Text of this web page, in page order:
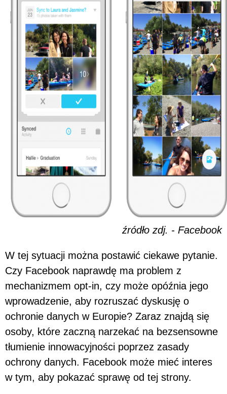
źródło zdj. - Facebook
W tej sytuacji można postawić ciekawe pytanie.
Czy Facebook naprawdę ma problem z
mechanizmem opt-in, czy może opóźnia jego
wprowadzenie, aby rozruszać dyskusję o
ochronie danych w Europie? Zaraz znajdą się
osoby, które zaczną narzekać na bezsensowne
tłumienie innowacyjności poprzez zasady
ochrony danych. Facebook może mieć interes
w tym, aby pokazać sprawę od tej strony.